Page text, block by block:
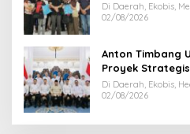
Di Daerah, Ekobis,
02/08/2026
Anton Timbang
Proyek
Di Daerah, Ekobis,
02/08/2026